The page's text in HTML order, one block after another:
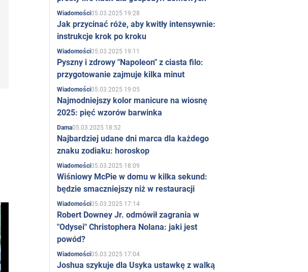
Wiadomości05.03.2025 19:28
Jak przycinać róże, aby kwitły intensywnie:
instrukcje krok po kroku
Wiadomości05.03.2025 19:11
Pyszny i zdrowy "Napoleon" z ciasta filo:
przygotowanie zajmuje kilka minut
Wiadomości05.03.2025 19:05
Najmodniejszy kolor manicure na wiosnę
2025: pięć wzorów barwinka
Dama05.03.2025 18:52
Najbardziej udane dni marca dla każdego
znaku zodiaku: horoskop
Wiadomości05.03.2025 18:09
Wiśniowy McPie w domu w kilka sekund:
będzie smaczniejszy niż w restauracji
Wiadomości05.03.2025 17:14
Robert Downey Jr. odmówił zagrania w
"Odysei" Christophera Nolana: jaki jest
powód?
Wiadomości05.03.2025 17:04
Joshua szykuje dla Usyka ustawkę z walką